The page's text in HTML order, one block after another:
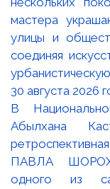
В
Абылхана
ПАВЛА
одного из